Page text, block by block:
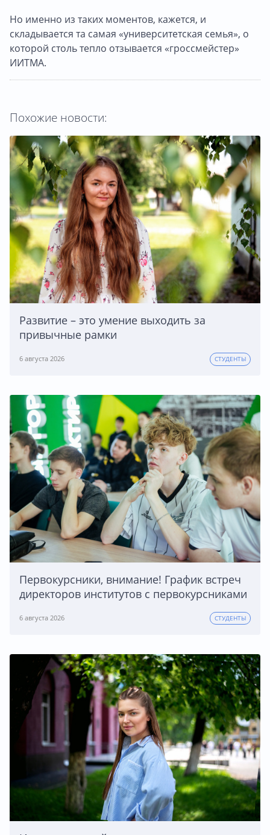
Но именно из таких моментов, кажется, и
складывается та самая «университетская семья», о
которой столь тепло отзывается «гроссмейстер»
ИИТМА.
Похожие новости:
Развитие – это умение выходить за
привычные рамки
6 августа 2026 СТУДЕНТЫ
Первокурсники, внимание! График встреч
директоров институтов с первокурсниками
6 августа 2026 СТУДЕНТЫ